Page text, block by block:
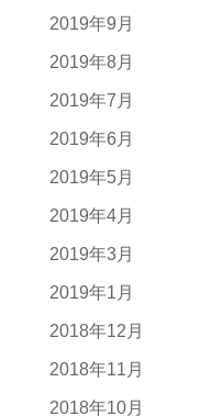
2019年9月
2019年8月
2019年7月
2019年6月
2019年5月
2019年4月
2019年3月
2019年1月
2018年12月
2018年11月
2018年10月